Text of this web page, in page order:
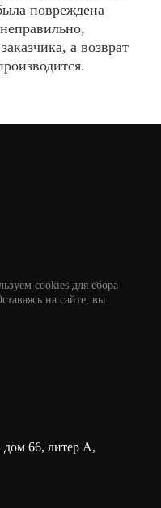
повреждена
а возврат
cookies для сбора
на сайте, вы
дом 66, литер А,